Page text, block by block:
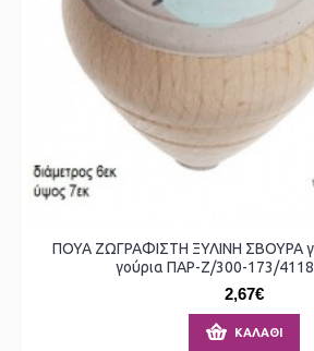
ΠΟΥΑ ΖΩΓΡΑΦΙΣΤΗ ΞΥΛΙΝΗ ΣΒΟΥΡΑ
γούρια ΠΑΡ-Ζ/300-173/
2,67€
ΚΑΛΆΘΙ